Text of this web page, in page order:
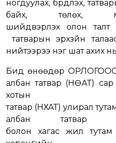
ногдуулах, бүрдүүлэх,
байх, төлөх,
шийдвэрлэх олон
татварын эрхзүйн
нийтээрээ нэг шат ахих
Бид өнөөдөр
албан татвар (НӨАТ)
хотын
татвар (НХАТ) улирал
албан татвар
болон хагас жил